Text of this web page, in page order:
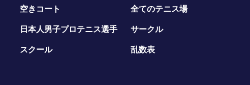
空きコート 全てのテニス場
日本人男子プロテニス選手 サークル
スクール 乱数表